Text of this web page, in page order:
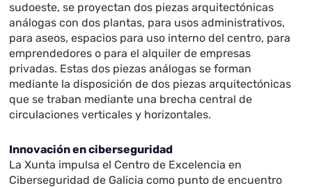
sudoeste, se proyectan dos piezas arquitectónicas
análogas con dos plantas, para usos administrativos,
para aseos, espacios para uso interno del centro, para
emprendedores o para el alquiler de empresas
privadas. Estas dos piezas análogas se forman
mediante la disposición de dos piezas arquitectónicas
que se traban mediante una brecha central de
circulaciones verticales y horizontales.
Innovación en ciberseguridad
La Xunta impulsa el Centro de Excelencia en
Ciberseguridad de Galicia como punto de encuentro